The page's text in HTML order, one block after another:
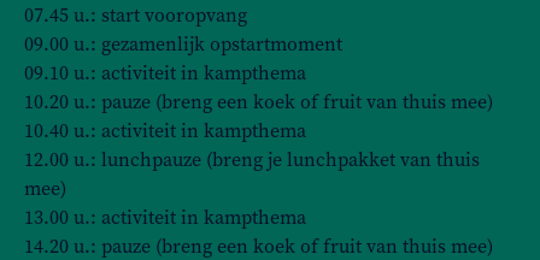
07.45 u.: start vooropvang
09.00 u.: gezamenlijk opstartmoment
09.10 u.: activiteit in kampthema
10.20 u.: pauze (breng een koek of fruit van thuis mee)
10.40 u.: activiteit in kampthema
12.00 u.: lunchpauze (breng je lunchpakket van thuis
mee)
13.00 u.: activiteit in kampthema
14.20 u.: pauze (breng een koek of fruit van thuis mee)